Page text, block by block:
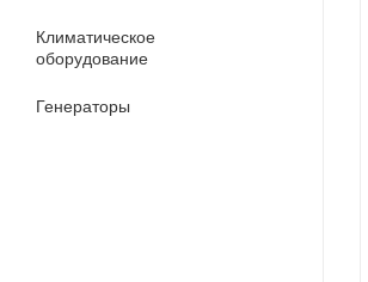
Климатическое
оборудование
Генераторы